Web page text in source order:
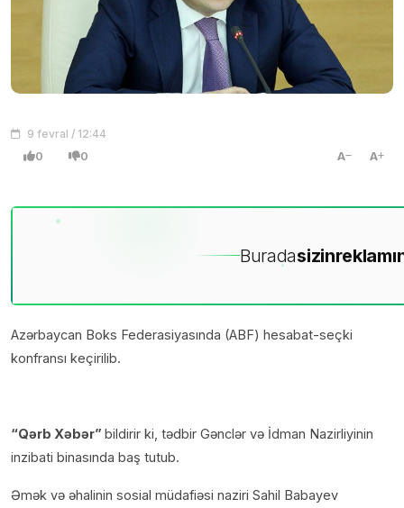
9 fevral / 12:44
0 0 A A
Buradasizin
Azərbaycan Boks Federasiyasında (ABF) hesabat-seçki
konfransı keçirilib.
“Qərb Xəbər” bildirir ki, tədbir Gənclər və İdman Nazirliyinin
inzibati binasında baş tutub.
Əmək və əhalinin sosial müdafiəsi naziri Sahil Babayev